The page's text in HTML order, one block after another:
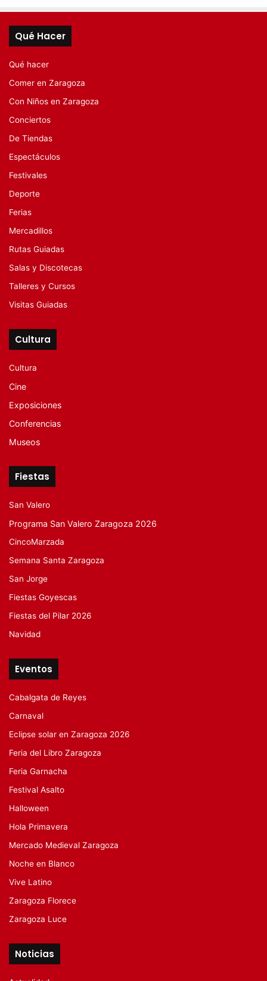
Qué Hacer
Qué hacer
Comer en Zaragoza
Con Niños en Zaragoza
Conciertos
De Tiendas
Espectáculos
Festivales
Deporte
Ferias
Mercadillos
Rutas Guiadas
Salas y Discotecas
Talleres y Cursos
Visitas Guiadas
Cultura
Cultura
Cine
Exposiciones
Conferencias
Museos
Fiestas
San Valero
Programa San Valero Zaragoza 2026
CincoMarzada
Semana Santa Zaragoza
San Jorge
Fiestas Goyescas
Fiestas del Pilar 2026
Navidad
Eventos
Cabalgata de Reyes
Carnaval
Eclipse solar en Zaragoza 2026
Feria del Libro Zaragoza
Feria Garnacha
Festival Asalto
Halloween
Hola Primavera
Mercado Medieval Zaragoza
Noche en Blanco
Vive Latino
Zaragoza Florece
Zaragoza Luce
Noticias